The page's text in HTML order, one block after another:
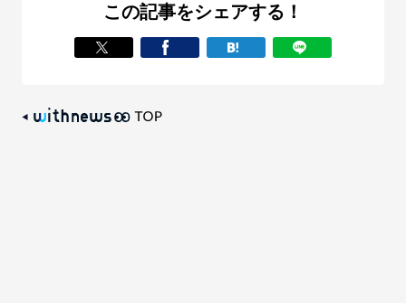
この記事をシェアする！